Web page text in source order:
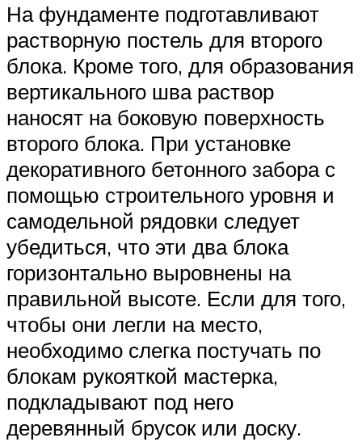
На фундаменте подготавливают
растворную постель для второго
блока. Кроме того, для образования
вертикального шва раствор
наносят на боковую поверхность
второго блока. При установке
декоративного бетонного забора с
помощью строительного уровня и
самодельной рядовки следует
убедиться, что эти два блока
горизонтально выровнены на
правильной высоте. Если для того,
чтобы они легли на место,
необходимо слегка постучать по
блокам рукояткой мастерка,
подкладывают под него
деревянный брусок или доску.